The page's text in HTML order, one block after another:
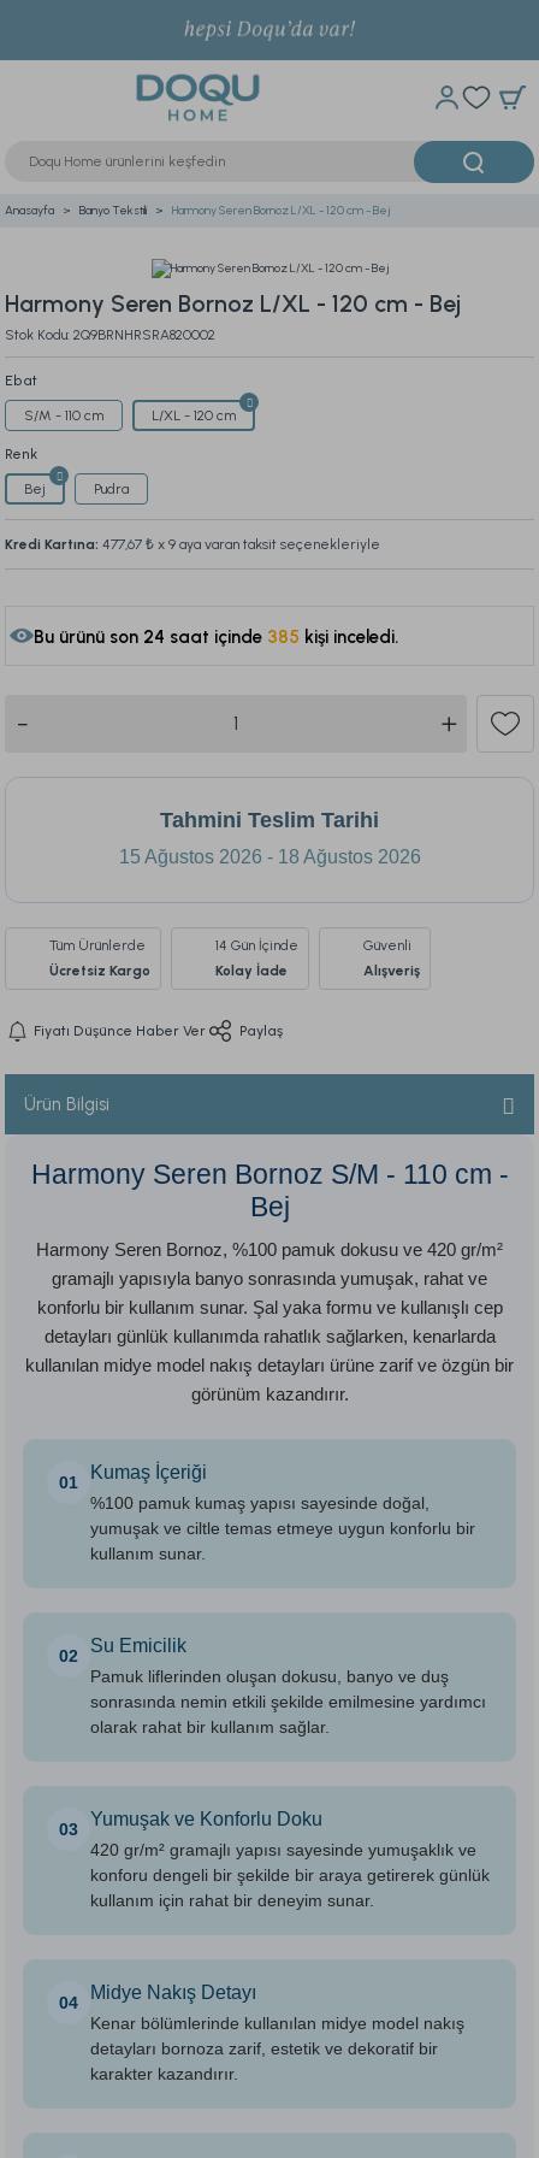
Anasayfa Banyo Tekstili Harmony Seren Bornoz L/XL - 120 cm - Bej
Harmony Seren Bornoz L/XL - 120 cm - Bej
Stok Kodu: 2Q9BRNHRSRA820002
Ebat
S/M - 110 cm L/XL - 120 cm
Renk
Bej Pudra
Kredi Kartına: 477,67 ₺ x 9 aya varan taksit seçenekleriyle
Tahmini Teslim Tarihi
15 Ağustos 2026 - 18 Ağustos 2026
Tüm Ürünlerde
Ücretsiz Kargo
14 Gün İçinde
Kolay İade
Güvenli
Alışveriş
Fiyatı Düşünce Haber Ver Paylaş
Ürün Bilgisi
Harmony Seren Bornoz S/M - 110 cm -
Bej
Harmony Seren Bornoz, %100 pamuk dokusu ve 420 gr/m²
gramajlı yapısıyla banyo sonrasında yumuşak, rahat ve
konforlu bir kullanım sunar. Şal yaka formu ve kullanışlı cep
detayları günlük kullanımda rahatlık sağlarken, kenarlarda
kullanılan midye model nakış detayları ürüne zarif ve özgün bir
görünüm kazandırır.
01 Kumaş İçeriği
%100 pamuk kumaş yapısı sayesinde doğal,
yumuşak ve ciltle temas etmeye uygun konforlu bir
kullanım sunar.
02 Su Emicilik
Pamuk liflerinden oluşan dokusu, banyo ve duş
sonrasında nemin etkili şekilde emilmesine yardımcı
olarak rahat bir kullanım sağlar.
03 Yumuşak ve Konforlu Doku
420 gr/m² gramajlı yapısı sayesinde yumuşaklık ve
konforu dengeli bir şekilde bir araya getirerek günlük
kullanım için rahat bir deneyim sunar.
04 Midye Nakış Detayı
Kenar bölümlerinde kullanılan midye model nakış
detayları bornoza zarif, estetik ve dekoratif bir
karakter kazandırır.